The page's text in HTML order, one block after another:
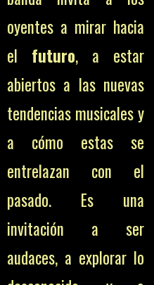
oyentes a mirar hacia
el futuro, a estar
abiertos a las nuevas
tendencias musicales y
a cómo estas se
entrelazan con el
pasado. Es una
invitación a ser
audaces, a explorar lo